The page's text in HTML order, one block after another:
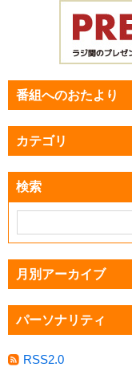
番組へのおたより
カテゴリ
検索
月別アーカイブ
パーソナリティ
RSS2.0